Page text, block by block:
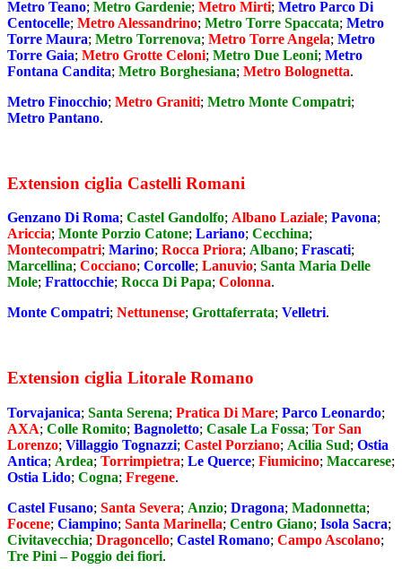
Metro Teano; Metro Gardenie; Metro Mirti; Metro Parco Di
Centocelle; Metro Alessandrino; Metro Torre Spaccata; Metro
Torre Maura; Metro Torrenova; Metro Torre Angela; Metro
Torre Gaia; Metro Grotte Celoni; Metro Due Leoni; Metro
Fontana Candita; Metro Borghesiana; Metro Bolognetta.
Metro Finocchio; Metro Graniti; Metro Monte Compatri;
Metro Pantano.
Extension ciglia Castelli Romani
Genzano Di Roma; Castel Gandolfo; Albano Laziale; Pavona;
Ariccia; Monte Porzio Catone; Lariano; Cecchina;
Montecompatri; Marino; Rocca Priora; Albano; Frascati;
Marcellina; Cocciano; Corcolle; Lanuvio; Santa Maria Delle
Mole; Frattocchie; Rocca Di Papa; Colonna.
Monte Compatri; Nettunense; Grottaferrata; Velletri.
Extension ciglia Litorale Romano
Torvajanica; Santa Serena; Pratica Di Mare; Parco Leonardo;
AXA; Colle Romito; Bagnoletto; Casale La Fossa; Tor San
Lorenzo; Villaggio Tognazzi; Castel Porziano; Acilia Sud; Ostia
Antica; Ardea; Torrimpietra; Le Querce; Fiumicino; Maccarese;
Ostia Lido; Cogna; Fregene.
Castel Fusano; Santa Severa; Anzio; Dragona; Madonnetta;
Focene; Ciampino; Santa Marinella; Centro Giano; Isola Sacra;
Civitavecchia; Dragoncello; Castel Romano; Campo Ascolano;
Tre Pini – Poggio dei fiori.